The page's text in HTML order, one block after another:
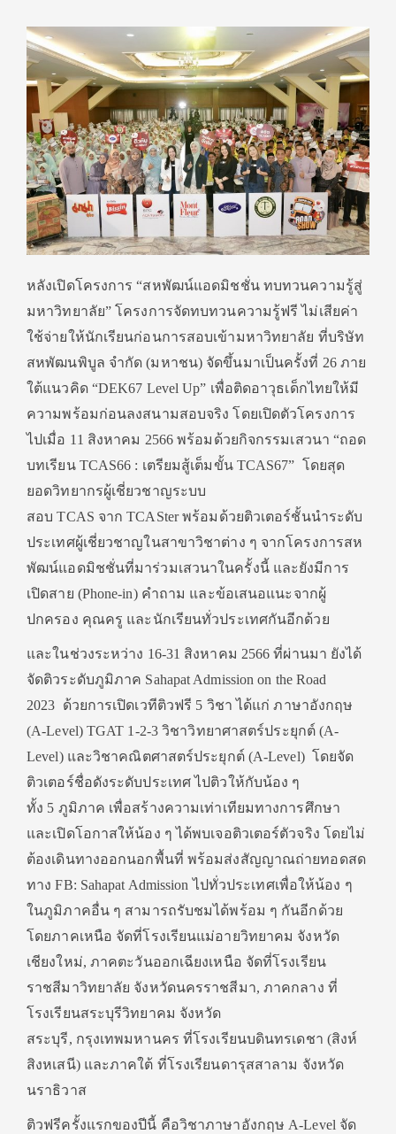
หลังเปิดโครงการ “สหพัฒน์แอดมิชชั่น ทบทวนความรู้สู่
มหาวิทยาลัย” โครงการจัดทบทวนความรู้ฟรี ไม่เสียค่า
ใช้จ่ายให้นักเรียนก่อนการสอบเข้ามหาวิทยาลัย ที่บริษัท
สหพัฒนพิบูล จำกัด (มหาชน) จัดขึ้นมาเป็นครั้งที่ 26 ภาย
ใต้แนวคิด “DEK67 Level Up” เพื่อติดอาวุธเด็กไทยให้มี
ความพร้อมก่อนลงสนามสอบจริง โดยเปิดตัวโครงการ
ไปเมื่อ 11 สิงหาคม 2566 พร้อมด้วยกิจกรรมเสวนา “ถอด
บทเรียน TCAS66 : เตรียมสู้เต็มขั้น TCAS67” โดยสุด
ยอดวิทยากรผู้เชี่ยวชาญระบบ
สอบ TCAS จาก TCASter พร้อมด้วยติวเตอร์ชั้นนำระดับ
ประเทศผู้เชี่ยวชาญในสาขาวิชาต่าง ๆ จากโครงการสห
พัฒน์แอดมิชชั่นที่มาร่วมเสวนาในครั้งนี้ และยังมีการ
เปิดสาย (Phone-in) คำถาม และข้อเสนอแนะจากผู้
ปกครอง คุณครู และนักเรียนทั่วประเทศกันอีกด้วย
และในช่วงระหว่าง 16-31 สิงหาคม 2566 ที่ผ่านมา ยังได้
จัดติวระดับภูมิภาค Sahapat Admission on the Road
2023 ด้วยการเปิดเวทีติวฟรี 5 วิชา ได้แก่ ภาษาอังกฤษ
(A-Level) TGAT 1-2-3 วิชาวิทยาศาสตร์ประยุกต์ (A-
Level) และวิชาคณิตศาสตร์ประยุกต์ (A-Level) โดยจัด
ติวเตอร์ชื่อดังระดับประเทศ ไปติวให้กับน้อง ๆ
ทั้ง 5 ภูมิภาค เพื่อสร้างความเท่าเทียมทางการศึกษา
และเปิดโอกาสให้น้อง ๆ ได้พบเจอติวเตอร์ตัวจริง โดยไม่
ต้องเดินทางออกนอกพื้นที่ พร้อมส่งสัญญาณถ่ายทอดสด
ทาง FB: Sahapat Admission ไปทั่วประเทศเพื่อให้น้อง ๆ
ในภูมิภาคอื่น ๆ สามารถรับชมได้พร้อม ๆ กันอีกด้วย
โดยภาคเหนือ จัดที่โรงเรียนแม่อายวิทยาคม จังหวัด
เชียงใหม่, ภาคตะวันออกเฉียงเหนือ จัดที่โรงเรียน
ราชสีมาวิทยาลัย จังหวัดนครราชสีมา, ภาคกลาง ที่
โรงเรียนสระบุรีวิทยาคม จังหวัด
สระบุรี, กรุงเทพมหานคร ที่โรงเรียนบดินทรเดชา (สิงห์
สิงหเสนี) และภาคใต้ ที่โรงเรียนดารุสสาลาม จังหวัด
นราธิวาส
ติวฟรีครั้งแรกของปีนี้ คือวิชาภาษาอังกฤษ A-Level จัด